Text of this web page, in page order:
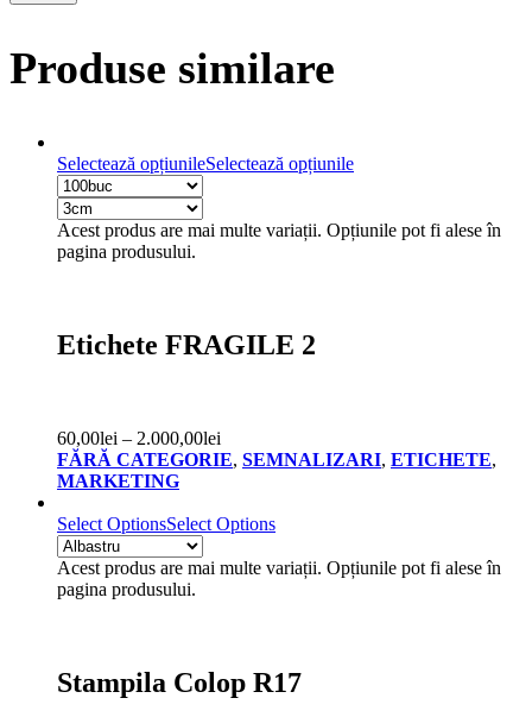
Produse similare
Selectează opțiunileSelectează opțiunile
Acest produs are mai multe variații. Opțiunile pot fi alese în
pagina produsului.
Etichete FRAGILE 2
60,00lei – 2.000,00lei
FĂRĂ CATEGORIE, SEMNALIZARI, ETICHETE,
MARKETING
Select OptionsSelect Options
Acest produs are mai multe variații. Opțiunile pot fi alese în
pagina produsului.
Stampila Colop R17